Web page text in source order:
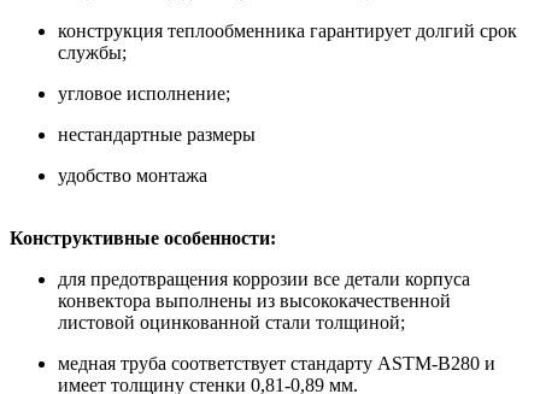
конструкция теплообменника гарантирует долгий срок
службы;
угловое исполнение;
нестандартные размеры
удобство монтажа
Конструктивные особенности:
для предотвращения коррозии все детали корпуса
конвектора выполнены из высококачественной
листовой оцинкованной стали толщиной;
медная труба соответствует стандарту ASTM-B280 и
имеет толщину стенки 0,81-0,89 мм.